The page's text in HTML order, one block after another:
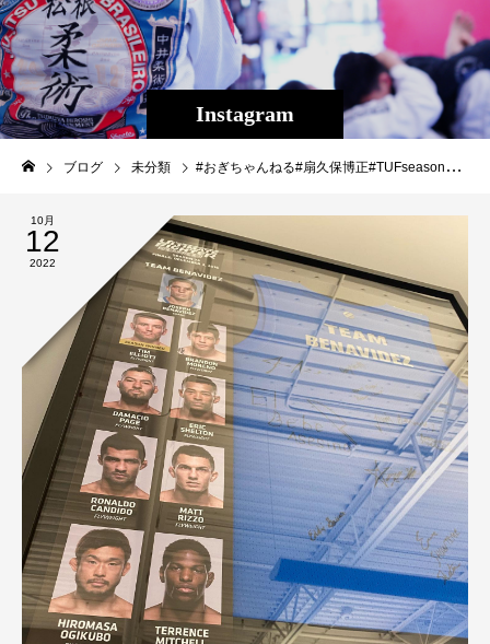
Instagram
ブログ 未分類 #おぎちゃんねる#扇久保博正#TUFseason24#UFCAPEX#LasVegas
10月
12
2022